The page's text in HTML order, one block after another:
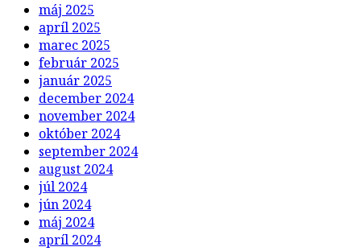
máj 2025
apríl 2025
marec 2025
február 2025
január 2025
december 2024
november 2024
október 2024
september 2024
august 2024
júl 2024
jún 2024
máj 2024
apríl 2024